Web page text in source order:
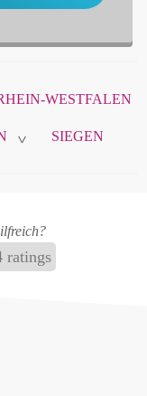
WESTFALEN
> SIEGEN
ratings